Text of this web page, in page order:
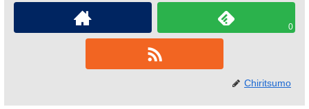
0
Chiritsumo